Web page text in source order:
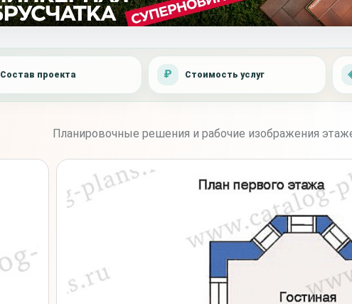
Состав проекта Стоимость услуг
Планировочные решения и рабочие изображения